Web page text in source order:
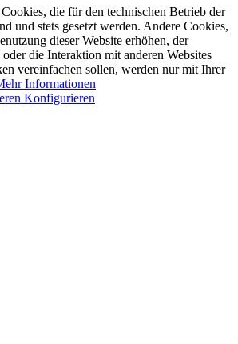
die für den technischen Betrieb der
und stets gesetzt werden. Andere Cookies,
dieser Website erhöhen, der
die Interaktion mit anderen Websites
vereinfachen sollen, werden nur mit Ihrer
Informationen
Konfigurieren